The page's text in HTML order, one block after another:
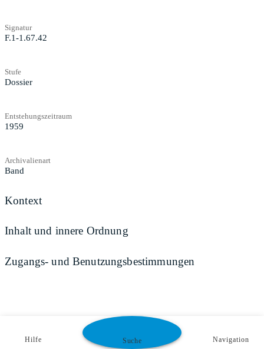
Signatur
F.1-1.67.42
Stufe
Dossier
Entstehungszeitraum
1959
Archivalienart
Band
Kontext
Inhalt und innere Ordnung
Zugangs- und Benutzungsbestimmungen
Hilfe Suche Navigation